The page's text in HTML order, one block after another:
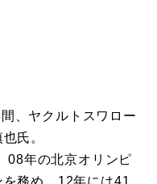
、ヤクルトスワロー
氏。
08年の北京オリンピ
務め、12年には41